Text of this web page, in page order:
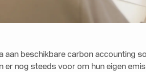
aan beschikbare carbon accounting
er nog steeds voor om hun eigen